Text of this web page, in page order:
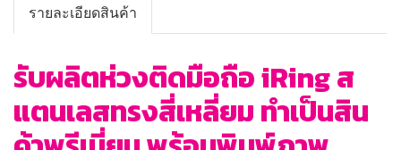
รายละเอียดสินค้า
รับผลิตห่วงติดมือถือ iRing ส
แตนเลสทรงสี่เหลี่ยม ทำเป็นสิน